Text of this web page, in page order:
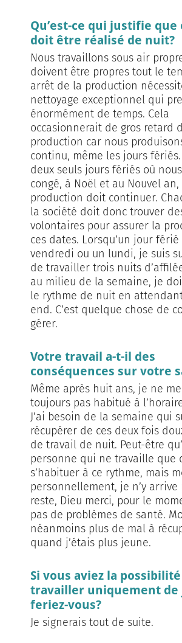
Qu’est-ce qui justifie que
doit être réalisé de nuit?
Nous travaillons sous air
doivent être propres tout le
arrêt de la production
nettoyage exceptionnel qui
énormément de temps. Cela
occasionnerait de gros retard
production car nous
continu, même les jours
deux seuls jours fériés où
congé, à Noël et au Nouvel an,
production doit continuer.
la société doit donc trouver
volontaires pour assurer la
ces dates. Lorsqu’un jour
vendredi ou un lundi, je suis
de travailler trois nuits
au milieu de la semaine, je
le rythme de nuit en
end. C’est quelque chose de
gérer.
Votre travail a-t-il des
conséquences sur votre
Même après huit ans, je ne
toujours pas habitué à
J’ai besoin de la semaine qui
récupérer de ces deux fois
de travail de nuit. Peut-être
personne qui ne travaille que
s’habituer à ce rythme, mais
personnellement, je n’y arrive
reste, Dieu merci, pour le
pas de problèmes de santé.
néanmoins plus de mal à
quand j’étais plus jeune.
Si vous aviez la
travailler uniquement de
feriez-vous?
Je signerais tout de suite.